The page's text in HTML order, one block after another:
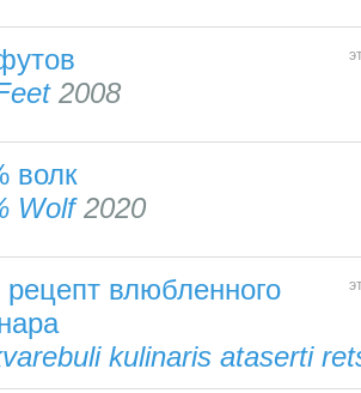
2008
волк
Wolf2020
рецепт влюбленного
kulinaris ataserti